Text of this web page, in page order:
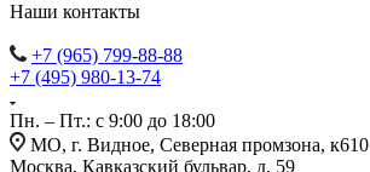
Наши контакты
+7 (965) 799-88-88
+7 (495) 980-13-74
Пн. – Пт.: с 9:00 до 18:00
МО, г. Видное, Северная промзона, к610
Москва, Кавказский бульвар, д. 59